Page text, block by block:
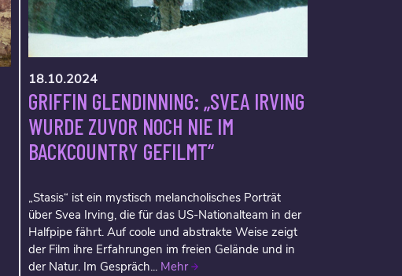
18.10.2024
GRIFFIN GLENDINNING: „SVEA IRVING
WURDE ZUVOR NOCH NIE IM
BACKCOUNTRY GEFILMT“
„Stasis“ ist ein mystisch melancholisches Porträt
über Svea Irving, die für das US-Nationalteam in der
Halfpipe fährt. Auf coole und abstrakte Weise zeigt
der Film ihre Erfahrungen im freien Gelände und in
der Natur. Im Gespräch... Mehr